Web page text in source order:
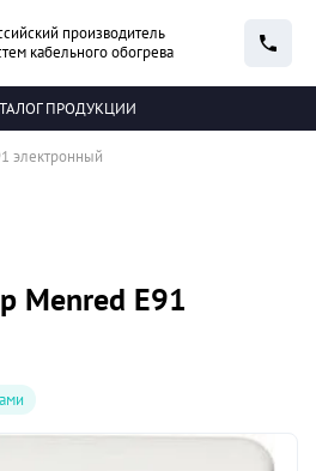
производитель
кабельного обогрева
ПРОДУКЦИИ
электронный
Menred E91